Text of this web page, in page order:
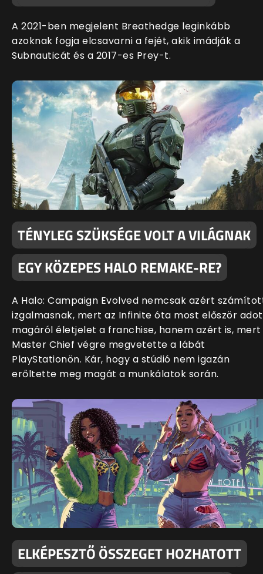
A 2021-ben megjelent Breathedge leginkább
azoknak fogja elcsavarni a fejét, akik imádják a
Subnauticát és a 2017-es Prey-t.
TÉNYLEG SZÜKSÉGE VOLT A VILÁGNAK
EGY KÖZEPES HALO REMAKE-RE?
A Halo: Campaign Evolved nemcsak azért
izgalmasnak, mert az Infinite óta most először
magáról életjelet a franchise, hanem azért is, mert
Master Chief végre megvetette a lábát
PlayStationön. Kár, hogy a stúdió nem igazán
erőltette meg magát a munkálatok során.
ELKÉPESZTŐ ÖSSZEGET HOZHATOTT